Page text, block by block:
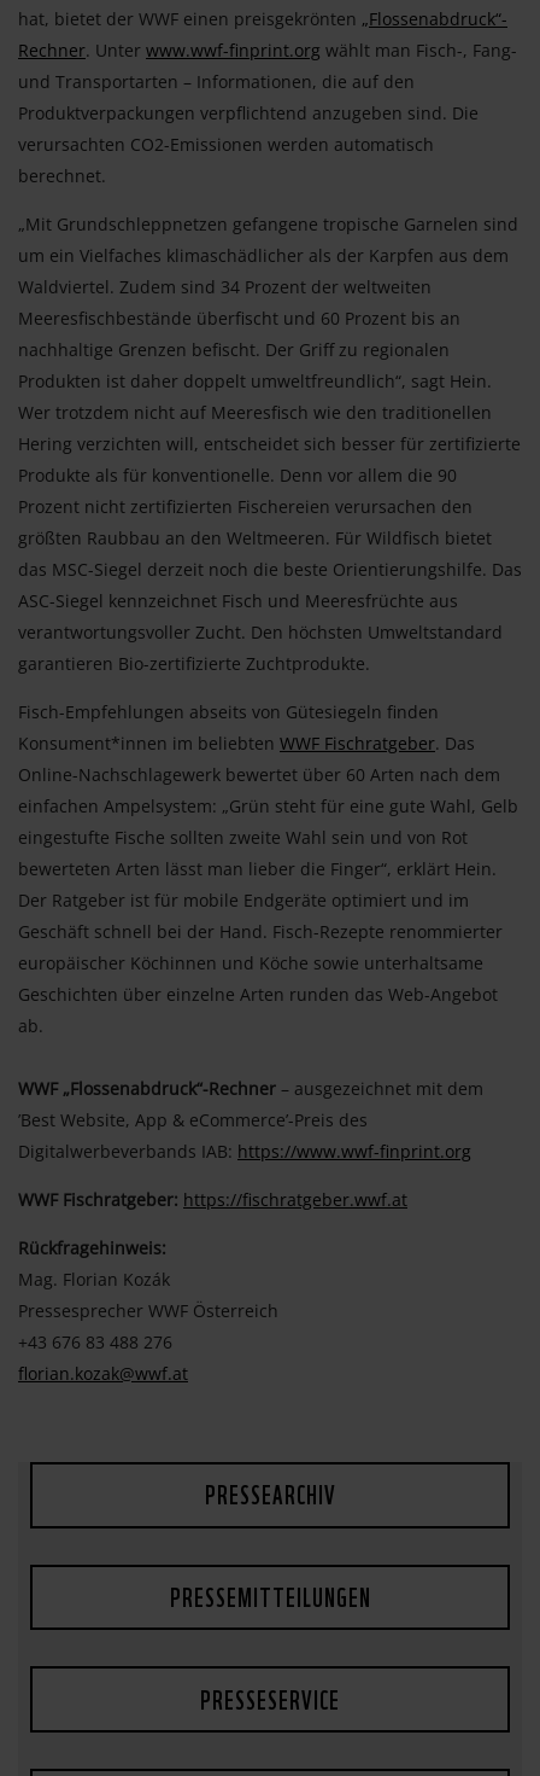
hat, bietet der WWF einen preisgekrönten „Flossenabdruck“-
Rechner. Unter www.wwf-finprint.org wählt man Fisch-, Fang-
und Transportarten – Informationen, die auf den
Produktverpackungen verpflichtend anzugeben sind. Die
verursachten CO2-Emissionen werden automatisch
berechnet.
„Mit Grundschleppnetzen gefangene tropische Garnelen sind
um ein Vielfaches klimaschädlicher als der Karpfen aus dem
Waldviertel. Zudem sind 34 Prozent der weltweiten
Meeresfischbestände überfischt und 60 Prozent bis an
nachhaltige Grenzen befischt. Der Griff zu regionalen
Produkten ist daher doppelt umweltfreundlich“, sagt Hein.
Wer trotzdem nicht auf Meeresfisch wie den traditionellen
Hering verzichten will, entscheidet sich besser für zertifizierte
Produkte als für konventionelle. Denn vor allem die 90
Prozent nicht zertifizierten Fischereien verursachen den
größten Raubbau an den Weltmeeren. Für Wildfisch bietet
das MSC-Siegel derzeit noch die beste Orientierungshilfe. Das
ASC-Siegel kennzeichnet Fisch und Meeresfrüchte aus
verantwortungsvoller Zucht. Den höchsten Umweltstandard
garantieren Bio-zertifizierte Zuchtprodukte.
Fisch-Empfehlungen abseits von Gütesiegeln finden
Konsument*innen im beliebten WWF Fischratgeber. Das
Online-Nachschlagewerk bewertet über 60 Arten nach dem
einfachen Ampelsystem: „Grün steht für eine gute Wahl, Gelb
eingestufte Fische sollten zweite Wahl sein und von Rot
bewerteten Arten lässt man lieber die Finger“, erklärt Hein.
Der Ratgeber ist für mobile Endgeräte optimiert und im
Geschäft schnell bei der Hand. Fisch-Rezepte renommierter
europäischer Köchinnen und Köche sowie unterhaltsame
Geschichten über einzelne Arten runden das Web-Angebot
ab.
WWF „Flossenabdruck“-Rechner – ausgezeichnet mit dem
’Best Website, App & eCommerce’-Preis des
Digitalwerbeverbands IAB: https://www.wwf-finprint.org
WWF Fischratgeber: https://fischratgeber.wwf.at
Rückfragehinweis:
Mag. Florian Kozák
Pressesprecher WWF Österreich
+43 676 83 488 276
florian.kozak@wwf.at
PRESSEARCHIV
PRESSEMITTEILUNGEN
PRESSESERVICE